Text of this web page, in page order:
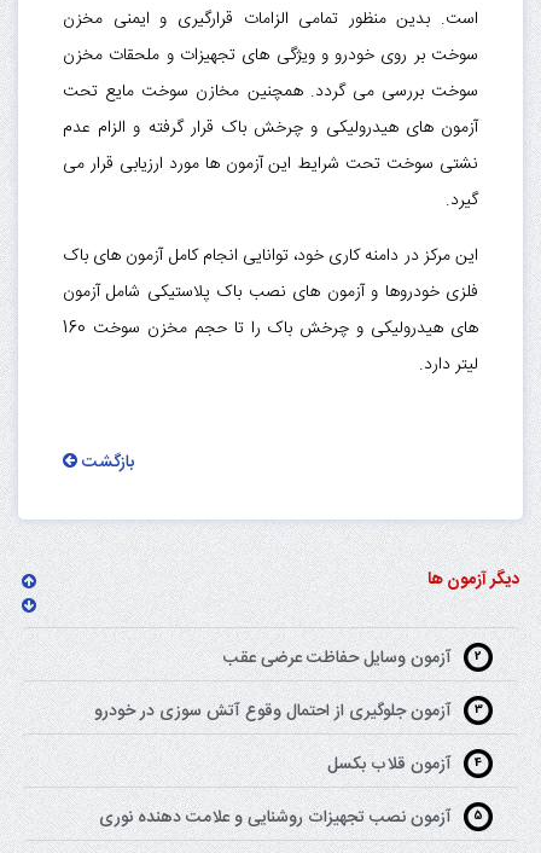
است. بدین منظور تمامی الزامات قرارگیری و ایمنی مخزن
سوخت بر روی خودرو و ویژگی های تجهیزات و ملحقات مخزن
سوخت بررسی می گردد. همچنین مخازن سوخت مایع تحت
آزمون های هیدرولیکی و چرخش باک قرار گرفته و الزام عدم
نشتی سوخت تحت شرایط این آزمون ها مورد ارزیابی قرار می
گیرد.
این مرکز در دامنه کاری خود، توانایی انجام کامل آزمون های باک
فلزی خودروها و آزمون های نصب باک پلاستیکی شامل آزمون
های هیدرولیکی و چرخش باک را تا حجم مخزن سوخت 160
لیتر دارد.
بازگشت
دیگر آزمون ها
2 آزمون وسایل حفاظت عرضی عقب
3 آزمون جلوگیری از احتمال وقوع آتش سوزی در خودرو
4 آزمون قلاب بکسل
5 آزمون نصب تجهیزات روشنایی و علامت دهنده نوری